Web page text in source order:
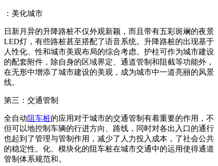
：美化城市
日新月异的升降路桩不仅外观新颖，而且带有五彩斑斓的夜景
LED灯，有些路桩甚至搭配了语音系统。升降路桩的出现基于
人性化、性和城市美观布局的综合考虑。护柱可作为城市建设
的配套附件，除自身的区域界定、通道管制和阻截等功能外，
在无形中增添了城市建设的美观，成为城市中一道亮丽的风景
线。
第三：交通管制
全自动阻车桩的应用对于城市的交通管制有着重要的作用，不
但可以地控制车辆的行进方向、路线，同时对各出入口的通行
也起到了管理与管制作用，减少了人力投入成本，了社会公共
的稳定性。化、模块化的阻车桩在城市交通中的运用使得通道
管制体系规范和。